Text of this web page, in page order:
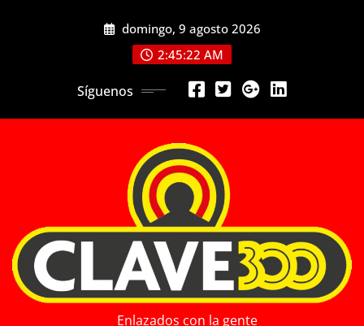
domingo, 9 agosto 2026
2:45:24 AM
Síguenos
Enlazados con la gente